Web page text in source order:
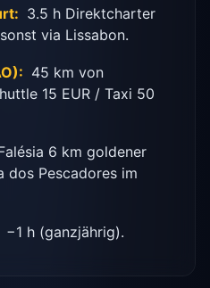
3.5 h Direktcharter
via Lissabon.
45 km von
15 EUR / Taxi 50
6 km goldener
dos Pescadores im
−1 h (ganzjährig).